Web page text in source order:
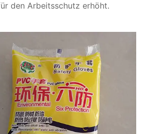
den Arbeitsschutz erhöht.